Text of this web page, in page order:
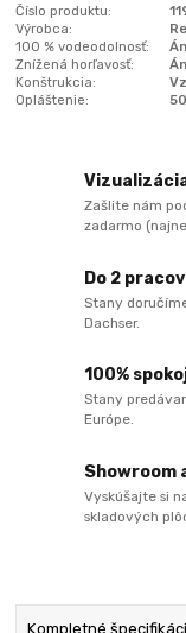
Číslo produktu:
Výrobca:
100 % vodeodolnosť:
Znížená horľavosť:
Konštrukcia:
Opláštenie:
Zašlite nám
zadarmo
Do 2
Stany
Dachser.
100%
Stany
Európe.
Showroom
Vyskúšajte si
skladových
Kompletné